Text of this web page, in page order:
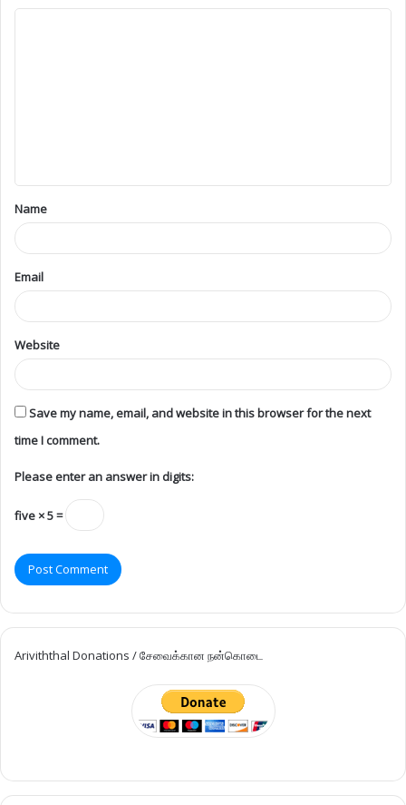
Name
Email
Website
Save my name, email, and website in this browser for the next
time I comment.
Please enter an answer in digits:
five × 5 =
Ariviththal Donations / சேவைக்கான நன்கொடை